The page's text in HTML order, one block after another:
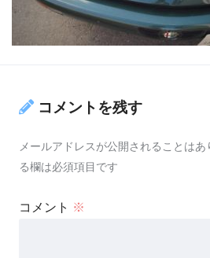
コメントを残す
メールアドレスが公開されることはあ
る欄は必須項目です
コメント ※